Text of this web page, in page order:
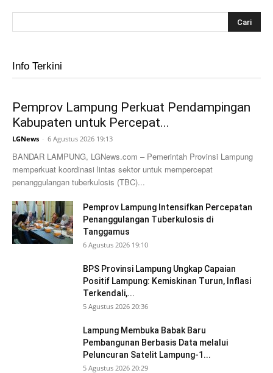
Info Terkini
Pemprov Lampung Perkuat Pendampingan
Kabupaten untuk Percepat...
LGNews - 6 Agustus 2026 19:13
BANDAR LAMPUNG, LGNews.com – Pemerintah Provinsi Lampung
memperkuat koordinasi lintas sektor untuk mempercepat
penanggulangan tuberkulosis (TBC)...
Pemprov Lampung Intensifkan Percepatan
Penanggulangan Tuberkulosis di
Tanggamus
6 Agustus 2026 19:10
BPS Provinsi Lampung Ungkap Capaian
Positif Lampung: Kemiskinan Turun, Inflasi
Terkendali,...
5 Agustus 2026 20:36
Lampung Membuka Babak Baru
Pembangunan Berbasis Data melalui
Peluncuran Satelit Lampung-1...
5 Agustus 2026 20:29